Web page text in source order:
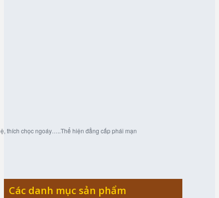
thích chọc ngoáy…..Thể hiện đẳng cấp phái mạn
Các danh mục sản phẩm